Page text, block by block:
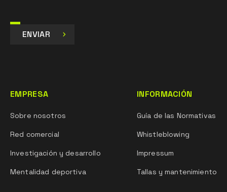
ENVIAR
EMPRESA
Sobre nosotros
Red comercial
Investigación y desarrollo
Mentalidad deportiva
INFORMACIÓN
Guía de las Normativas
Whistleblowing
Impressum
Tallas y mantenimiento